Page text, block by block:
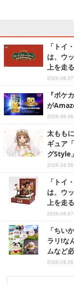
「トイ
は、ウ
上を走
『ポケ
が
太もも
ギュア
グStyle
「トイ
は、ウ
上を走
「ちい
ラリ!な
ムなど